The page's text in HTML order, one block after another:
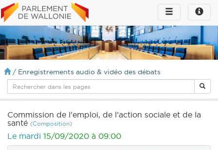
Toggle
infos
Toggle
navigation
/ Enregistrements audio & vidéo des débats
Commission de l'emploi, de l’action sociale et de la
santé (Composition)
Le mardi 15/09/2020 à 09:00